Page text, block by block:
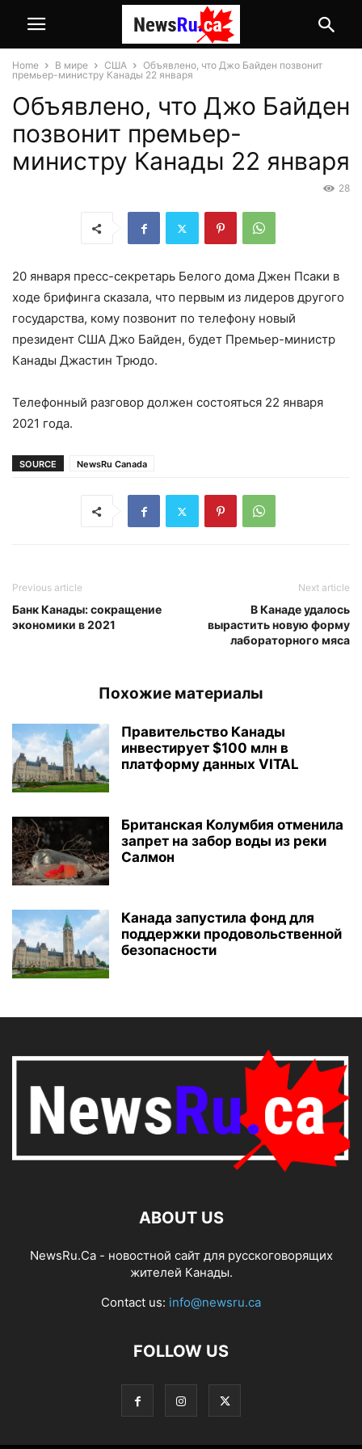
Home В мире США
Объявлено, что Джо Байден позвонит
премьер-министру Канады 22 января
Объявлено, что Джо Байден
позвонит премьер-
министру Канады 22 января
28
20 января пресс-секретарь Белого дома Джен Псаки в
ходе брифинга сказала, что первым из лидеров другого
государства, кому позвонит по телефону новый
президент США Джо Байден, будет Премьер-министр
Канады Джастин Трюдо.
Телефонный разговор должен состояться 22 января
2021 года.
SOURCE NewsRu Canada
Previous article
Банк Канады: сокращение
экономики в 2021
Next article
В Канаде удалось
вырастить новую форму
лабораторного мяса
Похожие материалы
Правительство Канады
инвестирует $100 млн в
платформу данных VITAL
Британская Колумбия отменила
запрет на забор воды из реки
Салмон
Канада запустила фонд для
поддержки продовольственной
безопасности
ABOUT US
NewsRu.Ca - новостной сайт для русскоговорящих
жителей Канады.
Contact us: info@newsru.ca
FOLLOW US